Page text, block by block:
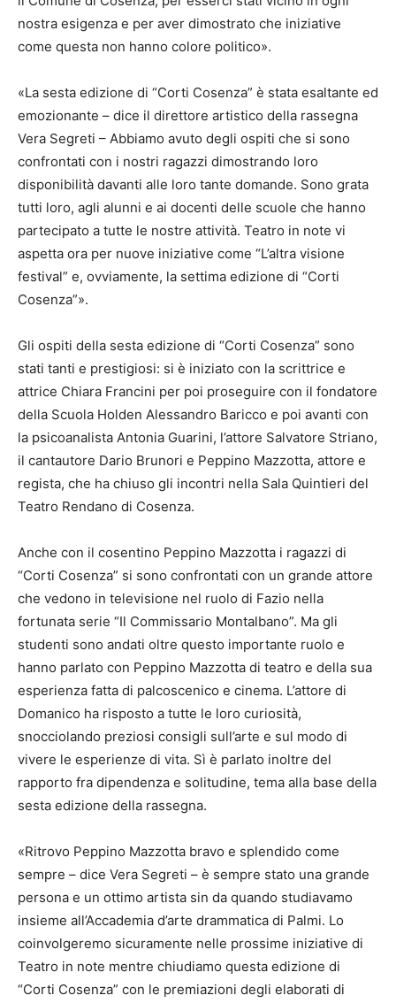
nostra esigenza e per aver dimostrato che iniziative
come questa non hanno colore politico».
«La sesta edizione di “Corti Cosenza” è stata esaltante ed
emozionante – dice il direttore artistico della rassegna
Vera Segreti – Abbiamo avuto degli ospiti che si sono
confrontati con i nostri ragazzi dimostrando loro
disponibilità davanti alle loro tante domande. Sono grata
tutti loro, agli alunni e ai docenti delle scuole che hanno
partecipato a tutte le nostre attività. Teatro in note vi
aspetta ora per nuove iniziative come “L’altra visione
festival” e, ovviamente, la settima edizione di “Corti
Cosenza”».
Gli ospiti della sesta edizione di “Corti Cosenza” sono
stati tanti e prestigiosi: si è iniziato con la scrittrice e
attrice Chiara Francini per poi proseguire con il fondatore
della Scuola Holden Alessandro Baricco e poi avanti con
la psicoanalista Antonia Guarini, l’attore Salvatore Striano,
il cantautore Dario Brunori e Peppino Mazzotta, attore e
regista, che ha chiuso gli incontri nella Sala Quintieri del
Teatro Rendano di Cosenza.
Anche con il cosentino Peppino Mazzotta i ragazzi di
“Corti Cosenza” si sono confrontati con un grande attore
che vedono in televisione nel ruolo di Fazio nella
fortunata serie “Il Commissario Montalbano”. Ma gli
studenti sono andati oltre questo importante ruolo e
hanno parlato con Peppino Mazzotta di teatro e della sua
esperienza fatta di palcoscenico e cinema. L’attore di
Domanico ha risposto a tutte le loro curiosità,
snocciolando preziosi consigli sull’arte e sul modo di
vivere le esperienze di vita. Sì è parlato inoltre del
rapporto fra dipendenza e solitudine, tema alla base della
sesta edizione della rassegna.
«Ritrovo Peppino Mazzotta bravo e splendido come
sempre – dice Vera Segreti – è sempre stato una grande
persona e un ottimo artista sin da quando studiavamo
insieme all’Accademia d’arte drammatica di Palmi. Lo
coinvolgeremo sicuramente nelle prossime iniziative di
Teatro in note mentre chiudiamo questa edizione di
“Corti Cosenza” con le premiazioni degli elaborati di